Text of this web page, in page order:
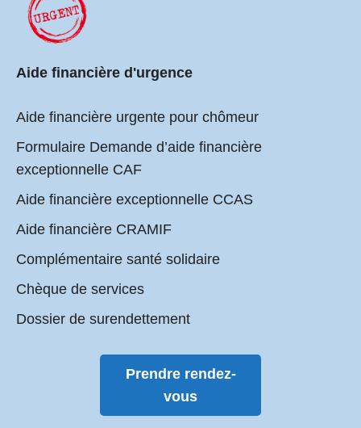
Aide financière d'urgence
Aide financière urgente pour chômeur
Formulaire Demande d’aide financière
exceptionnelle CAF
Aide financière exceptionnelle CCAS
Aide financière CRAMIF
Complémentaire santé solidaire
Chèque de services
Dossier de surendettement
Prendre rendez-
vous